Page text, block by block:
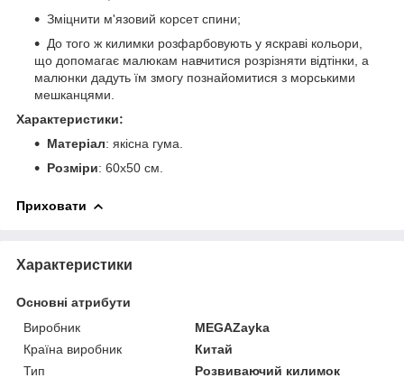
Зміцнити м'язовий корсет спини;
До того ж килимки розфарбовують у яскраві кольори,
що допомагає малюкам навчитися розрізняти відтінки, а
малюнки дадуть їм змогу познайомитися з морськими
мешканцями.
Характеристики:
Матеріал: якісна гума.
Розміри: 60х50 см.
Приховати
Характеристики
Основні атрибути
Виробник
MEGAZayka
Країна виробник
Китай
Тип
Розвиваючий килимок